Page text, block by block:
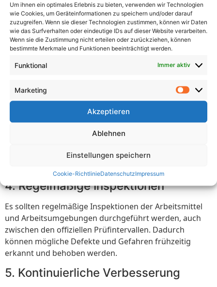
Um ihnen ein optimales Erlebnis zu bieten, verwenden wir Technologien
wie Cookies, um Geräteinformationen zu speichern und/oder darauf
zuzugreifen. Wenn sie dieser Technologien zustimmen, können wir Daten
wie das Surfverhalten oder eindeutige IDs auf dieser Website verarbeiten.
Wenn sie die Zustimmung nicht erteilen oder zurückziehen, können
bestimmte Merkmale und Funktionen beeinträchtigt werden.
Funktional Immer aktiv
Marketing
Akzeptieren
Ablehnen
Einstellungen speichern
Cookie-RichtlinieDatenschutzImpressum
Mitarbeiter sollten regelmäßig in den aktuellen
Sicherheitsbestimmungen geschult und über mögliche
Gefahrenquellen informiert werden. Dies hilft ihnen,
potenzielle Risiken zu erkennen und entsprechende
Die Zusammenarbeit mit qualifizierten
Prüforganisationen und Fachkräften ist
empfehlenswert, um sicherzustellen, dass die
Prüfungen professionell und gemäß den aktuellen
wertvolle Hinweise und Empfehlungen zur Optimierung
4. Regelmäßige Inspektionen
Es sollten regelmäßige Inspektionen der Arbeitsmittel
und Arbeitsumgebungen durchgeführt werden, auch
zwischen den offiziellen Prüfintervallen. Dadurch
können mögliche Defekte und Gefahren frühzeitig
erkannt und behoben werden.
5. Kontinuierliche Verbesserung